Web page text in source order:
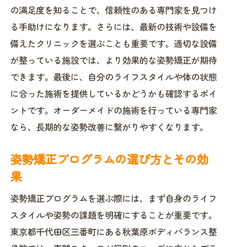
の満足度を知ることで、信頼性のある専門家を見つけ
る手助けになります。さらには、最新の技術や設備を
備えたクリニックを選ぶことも重要です。適切な設備
が整っている施設では、より効果的な姿勢矯正が期待
できます。最後に、自分のライフスタイルや体の状態
に合った施術を提供しているかどうかも確認するポイ
ントです。オーダーメイドの施術を行っている専門家
なら、長期的な姿勢改善に繋がりやすくなります。
姿勢矯正プログラムの選び方とその効
果
姿勢矯正プログラムを選ぶ際には、まず自身のライフ
スタイルや姿勢の課題を明確にすることが重要です。
東京都千代田区三番町にある秋葉原ボディバランス整